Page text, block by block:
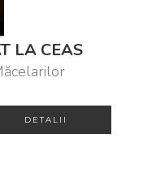
LA CEAS
DETALII